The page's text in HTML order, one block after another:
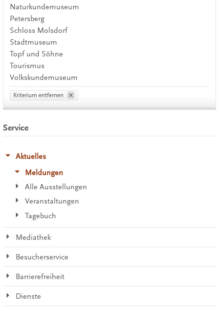
Naturkundemuseum
Petersberg
Schloss Molsdorf
Stadtmuseum
Topf und Söhne
Tourismus
Volkskundemuseum
Kriterium entfernen
Service
Aktuelles
Meldungen
Alle Ausstellungen
Veranstaltungen
Tagebuch
Mediathek
Besucherservice
Barrierefreiheit
Dienste